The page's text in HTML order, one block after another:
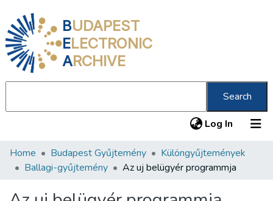
BUDAPEST
ELECTRONIC
ARCHIVE
Search
Log In (current)
Communities & Collections
Home Budapest Gyűjtemény
Különgyűjtemények
Ballagi-gyűjtemény
Az uj belügyér programmja